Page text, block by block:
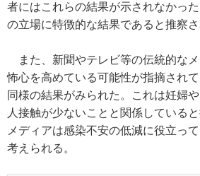
者にはこれらの結果が示されなかっ
の立場に特徴的な結果であると推察さ
また、新聞やテレビ等の伝統的な
怖心を高めている可能性が指摘され
同様の結果がみられた。これは妊婦
人接触が少ないことと関係している
メディアは感染不安の低減に役立っ
考えられる。